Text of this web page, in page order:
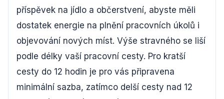
příspěvek na jídlo a občerstvení, abyste měli
dostatek energie na plnění pracovních úkolů i
objevování nových míst. Výše stravného se liší
podle délky vaší pracovní cesty. Pro kratší
cesty do 12 hodin je pro vás připravena
minimální sazba, zatímco delší cesty nad 12